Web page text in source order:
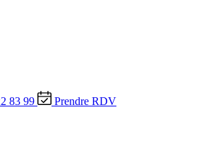
83 99 Prendre RDV